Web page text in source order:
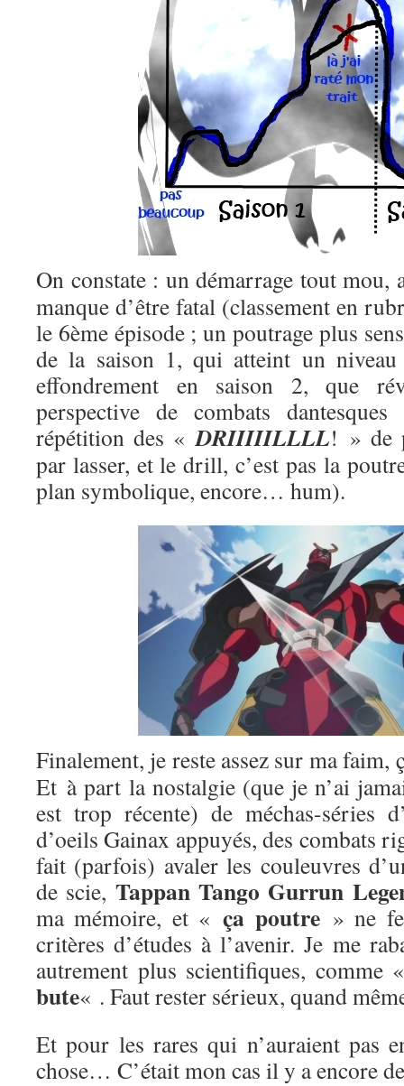
On constate : un démarrage tout mou,
manque d’être fatal (classement en
le 6ème épisode ; un poutrage plus
de la saison 1, qui atteint un
effondrement en saison 2, que
perspective de combats
répétition des «DRIIIIILLLL! » de
par lasser, et le drill, c’est pas la
plan symbolique, encore… hum).
Finalement, je reste assez sur ma faim,
Et à part la nostalgie (que je n’ai
est trop récente) de méchas-séries
d’oeils Gainax appuyés, des combats
fait (parfois) avaler les couleuvres
de scie, Tappan Tango Gurrun
ma mémoire, et «ça poutre» ne
critères d’études à l’avenir. Je me
autrement plus scientifiques, comme
bute« . Faut rester sérieux, quand
Et pour les rares qui n’auraient pas
chose… C’était mon cas il y a encore